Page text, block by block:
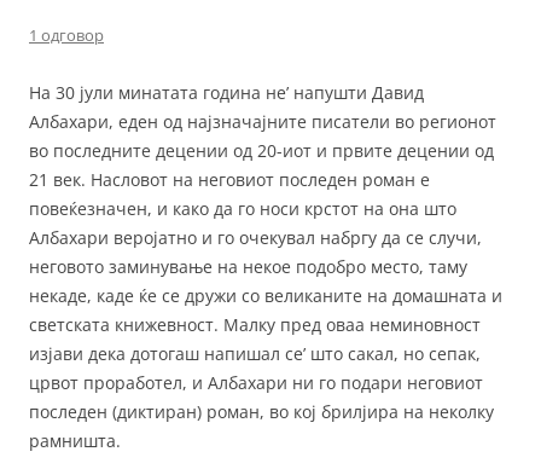
1 одговор
На 30 јули минатата година не’ напушти Давид
Албахари, еден од најзначајните писатели во регионот
во последните децении од 20-иот и првите децении од
21 век. Насловот на неговиот последен роман е
повеќезначен, и како да го носи крстот на она што
Албахари веројатно и го очекувал набргу да се случи,
неговото заминување на некое подобро место, таму
некаде, каде ќе се дружи со великаните на домашната и
светската книжевност. Малку пред оваа неминовност
изјави дека дотогаш напишал се’ што сакал, но сепак,
црвот проработел, и Албахари ни го подари неговиот
последен (диктиран) роман, во кој брилјира на неколку
рамништа.